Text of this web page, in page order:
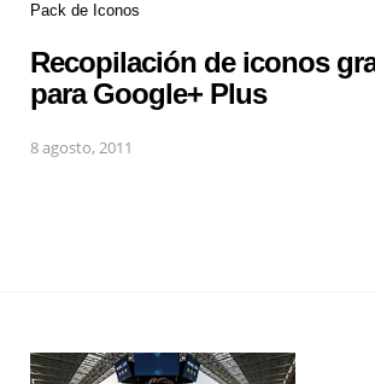
Pack de Iconos
Recopilación de iconos
para Google+ Plus
8 agosto, 2011